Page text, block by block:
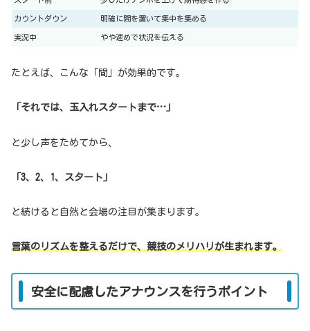
カウントダウン 明確に間を置いて集中を集める
実況中 やや速めで状況を伝える
たとえば、こんな「間」が効果的です。
「それでは、玉入れスタートまで…」
と少し声をためてから、
「3、2、1、スタート」
と続けると自然と会場の注目が集まります。
言葉のリズムを整えるだけで、競技のメリハリが生まれます。
安全に配慮したアナウンスを行うポイント